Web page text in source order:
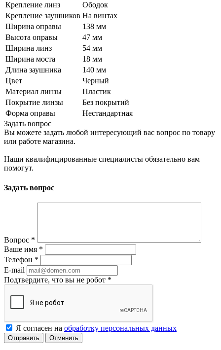
Крепление линз
Ободок
Крепление заушников На винтах
Ширина оправы
138 мм
Высота оправы
47 мм
Ширина линз
54 мм
Ширина моста
18 мм
Длина заушника
140 мм
Цвет
Черный
Материал линзы
Пластик
Покрытие линзы
Без покрытий
Форма оправы
Нестандартная
Задать вопрос
Вы можете задать любой интересующий вас вопрос по товару
или работе магазина.
Наши квалифицированные специалисты обязательно вам
помогут.
Задать вопрос
Вопрос *
Ваше имя *
Телефон *
E-mail
Подтвердите, что вы не робот *
Я согласен на обработку персональных данных
Отменить